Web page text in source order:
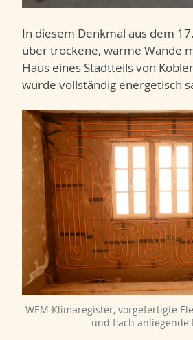
In diesem Denkmal aus dem
über trockene, warme Wände
Haus eines Stadtteils von
wurde vollständig energetisch
WEM Klimaregister, vorgefertigte
und flach anliegende